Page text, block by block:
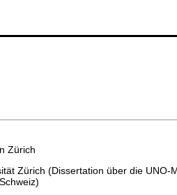
Zürich
Zürich (Dissertation über die UNO-